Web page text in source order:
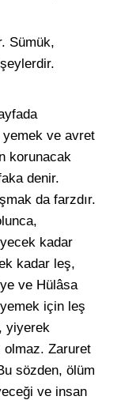
Sümük,
yemek ve avret
korunacak
denir.
da farzdır.
kadar
kadar leş,
ve Hülâsa
için leş
yiyerek
Zaruret
sözden, ölüm
ve insan